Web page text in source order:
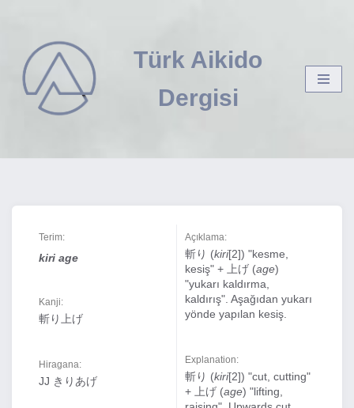
İçeriğe
geç
Türk Aikido
Dergisi
Terim:
kiri age
Kanji:
斬り上げ
Hiragana:
JJ きりあげ
Açıklama:
斬り (kiri[2]) "kesme,
kesiş" + 上げ (age)
"yukarı kaldırma,
kaldırış". Aşağıdan yukarı
yönde yapılan kesiş.
Explanation:
斬り (kiri[2]) "cut, cutting"
+ 上げ (age) "lifting,